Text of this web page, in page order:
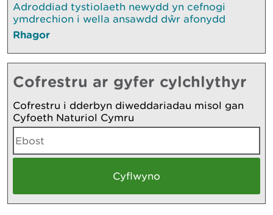
Adroddiad tystiolaeth newydd yn cefnogi
ymdrechion i wella ansawdd dŵr afonydd
Rhagor
Cofrestru ar gyfer cylchlythyr
Cofrestru i dderbyn diweddariadau misol gan
Cyfoeth Naturiol Cymru